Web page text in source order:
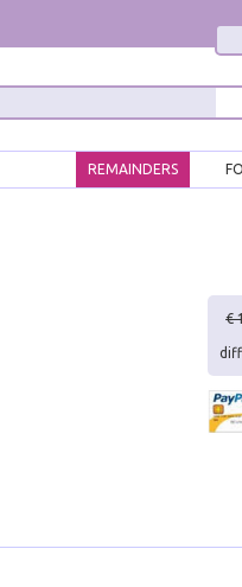
REMAINDERS
€